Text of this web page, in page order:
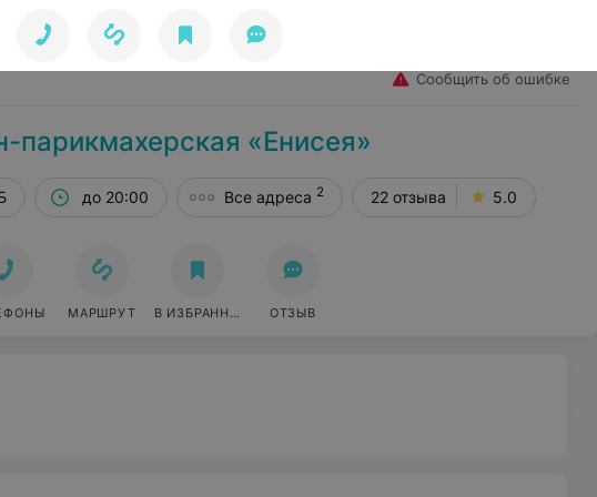
Сообщить об ошибке
парикмахерская «Енисея»
до 20:00 Все адреса 2 22 отзыва 5.0
МАРШРУТ В ИЗБРАННОЕ ОТЗЫВ